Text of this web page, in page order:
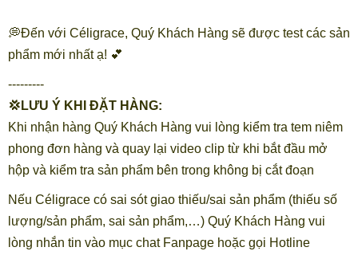
💭Đến với Céligrace, Quý Khách Hàng sẽ được test các sản
phẩm mới nhất ạ! 💕
---------
💢LƯU Ý KHI ĐẶT HÀNG:
Khi nhận hàng Quý Khách Hàng vui lòng kiểm tra tem niêm
phong đơn hàng và quay lại video clip từ khi bắt đầu mở
hộp và kiểm tra sản phẩm bên trong không bị cắt đoạn
Nếu Céligrace có sai sót giao thiếu/sai sản phẩm (thiếu số
lượng/sản phẩm, sai sản phẩm,…) Quý Khách Hàng vui
lòng nhắn tin vào mục chat Fanpage hoặc gọi Hotline